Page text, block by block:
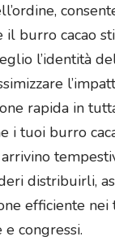
il burro cacao
l’identità
rapida in
i tuoi burro
distribuirli,
efficiente nei
congressi.